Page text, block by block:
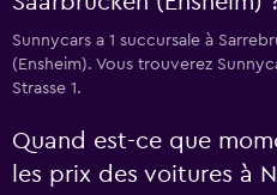
Sunnycars a 1 succursale à
(Ensheim). Vous trouverez
Strasse 1.
Quand est-ce que
les prix des voitures à